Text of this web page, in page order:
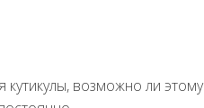
возможно ли этому